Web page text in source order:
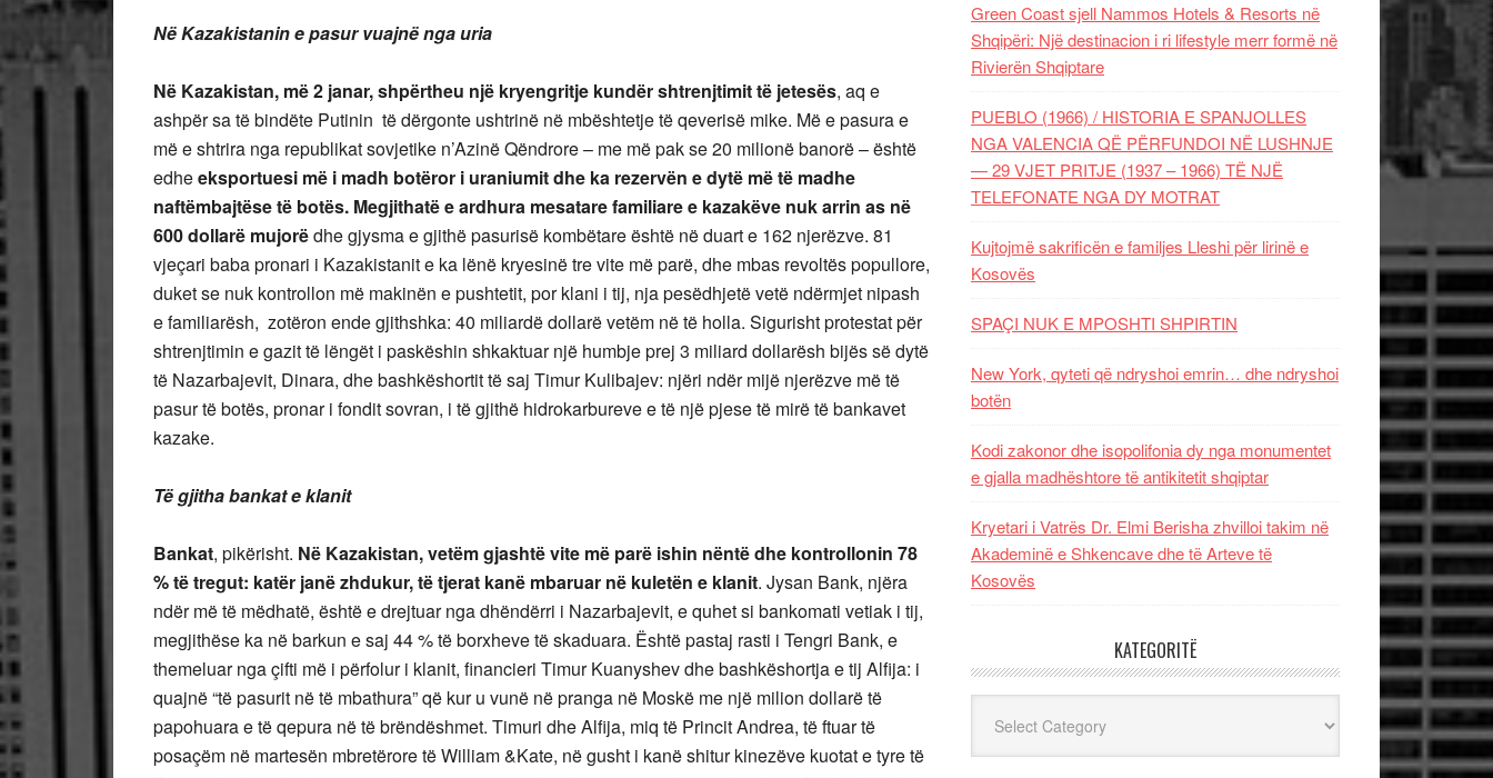
Në Kazakistanin e pasur vuajnë nga uria
Në Kazakistan, më 2 janar, shpërtheu një kryengritje kundër shtrenjtimit të jetesës, aq e
ashpër sa të bindëte Putinin të dërgonte ushtrinë në mbështetje të qeverisë mike. Më e pasura e
më e shtrira nga republikat sovjetike n’Azinë Qëndrore – me më pak se 20 milionë banorë – është
edheeksportuesi më i madh botëror i uraniumit dhe ka rezervën e dytë më të madhe
naftëmbajtëse të botës. Megjithatë e ardhura mesatare familiare e kazakëve nuk arrin as në
600 dollarë mujorëdhe gjysma e gjithë pasurisë kombëtare është në duart e 162 njerëzve. 81
vjeçari baba pronari i Kazakistanit e ka lënë kryesinë tre vite më parë, dhe mbas revoltës popullore,
duket se nuk kontrollon më makinën e pushtetit, por klani i tij, nja pesëdhjetë vetë ndërmjet nipash
e familiarësh, zotëron ende gjithshka: 40 miliardë dollarë vetëm në të holla. Sigurisht protestat për
shtrenjtimin e gazit të lëngët i paskëshin shkaktuar një humbje prej 3 miliard dollarësh bijës së dytë
të Nazarbajevit, Dinara, dhe bashkëshortit të saj Timur Kulibajev: njëri ndër mijë njerëzve më të
pasur të botës, pronar i fondit sovran, i të gjithë hidrokarbureve e të një pjese të mirë të bankavet
kazake.
Të gjitha bankat e klanit
Bankat, pikërisht. Në Kazakistan, vetëm gjashtë vite më parë ishin nëntë dhe kontrollonin 78
% të tregut: katër janë zhdukur, të tjerat kanë mbaruar në kuletën e klanit. Jysan Bank, njëra
ndër më të mëdhatë, është e drejtuar nga dhëndërri i Nazarbajevit, e quhet si bankomati vetiak i tij,
megjithëse ka në barkun e saj 44 % të borxheve të skaduara. Është pastaj rasti i Tengri Bank, e
themeluar nga çifti më i përfolur i klanit, financieri Timur Kuanyshev dhe bashkëshortja e tij Alfija: i
quajnë “të pasurit në të mbathura” që kur u vunë në pranga në Moskë me një milion dollarë të
papohuara e të qepura në të brëndëshmet. Timuri dhe Alfija, miq të Princit Andrea, të ftuar të
posaçëm në martesën mbretërore të William &Kate, në gusht i kanë shitur kinezëve kuotat e tyre të
Green Coast sjell Nammos Hotels & Resorts në
Shqipëri: Një destinacion i ri lifestyle merr formë në
Rivierën Shqiptare
PUEBLO (1966) / HISTORIA E SPANJOLLES
NGA VALENCIA QË PËRFUNDOI NË LUSHNJE
— 29 VJET PRITJE (1937 – 1966) TË NJË
TELEFONATE NGA DY MOTRAT
Kujtojmë sakrificën e familjes Lleshi për lirinë e
Kosovës
SPAÇI NUK E MPOSHTI SHPIRTIN
New York, qyteti që ndryshoi emrin… dhe ndryshoi
botën
Kodi zakonor dhe isopolifonia dy nga monumentet
e gjalla madhështore të antikitetit shqiptar
Kryetari i Vatrës Dr. Elmi Berisha zhvilloi takim në
Akademinë e Shkencave dhe të Arteve të
Kosovës
KATEGORITË